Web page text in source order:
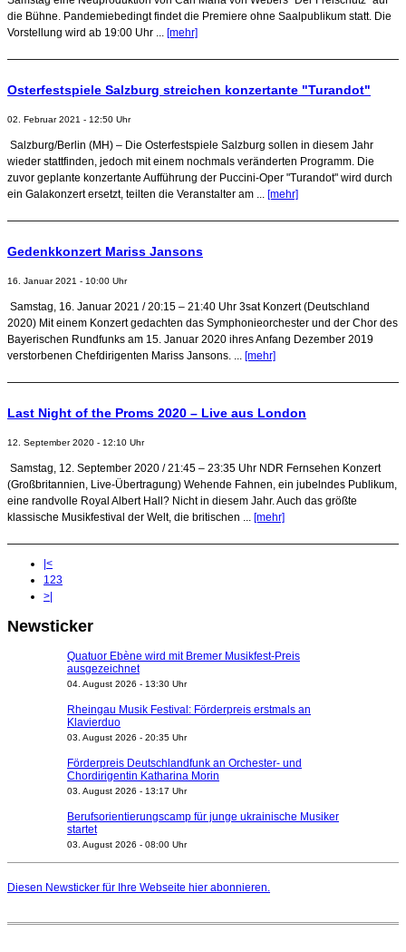
die Bühne. Pandemiebedingt findet die Premiere ohne Saalpublikum statt. Die
Vorstellung wird ab 19:00 Uhr ... [mehr]
Osterfestspiele Salzburg streichen konzertante "Turandot"
02. Februar 2021 - 12:50 Uhr
Salzburg/Berlin (MH) – Die Osterfestspiele Salzburg sollen in diesem Jahr
wieder stattfinden, jedoch mit einem nochmals veränderten Programm. Die
zuvor geplante konzertante Aufführung der Puccini-Oper "Turandot" wird durch
ein Galakonzert ersetzt, teilten die Veranstalter am ... [mehr]
Gedenkkonzert Mariss Jansons
16. Januar 2021 - 10:00 Uhr
Samstag, 16. Januar 2021 / 20:15 – 21:40 Uhr 3sat Konzert (Deutschland
2020) Mit einem Konzert gedachten das Symphonieorchester und der Chor des
Bayerischen Rundfunks am 15. Januar 2020 ihres Anfang Dezember 2019
verstorbenen Chefdirigenten Mariss Jansons. ... [mehr]
Last Night of the Proms 2020 – Live aus London
12. September 2020 - 12:10 Uhr
Samstag, 12. September 2020 / 21:45 – 23:35 Uhr NDR Fernsehen Konzert
(Großbritannien, Live-Übertragung) Wehende Fahnen, ein jubelndes Publikum,
eine randvolle Royal Albert Hall? Nicht in diesem Jahr. Auch das größte
klassische Musikfestival der Welt, die britischen ... [mehr]
|<
1 23
>|
Newsticker
Quatuor Ebène wird mit Bremer Musikfest-Preis
ausgezeichnet
04. August 2026 - 13:30 Uhr
Rheingau Musik Festival: Förderpreis erstmals an
Klavierduo
03. August 2026 - 20:35 Uhr
Förderpreis Deutschlandfunk an Orchester- und
Chordirigentin Katharina Morin
03. August 2026 - 13:17 Uhr
Berufsorientierungscamp für junge ukrainische Musiker
startet
03. August 2026 - 08:00 Uhr
Nationaltheater Mannheim
Regensburger Generalmusikdirektor Stefan Veselka
Diesen Newsticker für Ihre Webseite hier abonnieren.